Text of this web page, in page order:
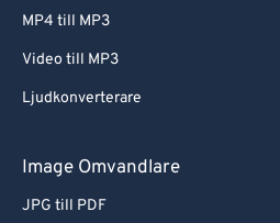
MP4 till MP3
Video till MP3
Ljudkonverterare
Image Omvandlare
JPG till PDF